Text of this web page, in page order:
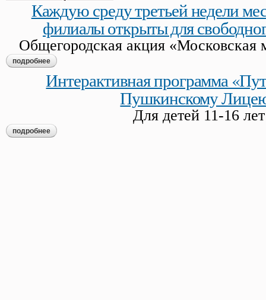
Каждую среду третьей недели
филиалы открыты для
Общегородская акция «Московская
подробнее о каждую среду третьей недели месяца гмп и его
Интерактивная программа
Пушкинскому
Для детей 11-16 лет
подробнее о интерактивная программа «путешествие по пушкинскому